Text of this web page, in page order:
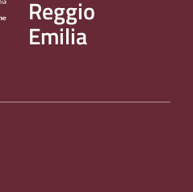
Reggio
Emilia